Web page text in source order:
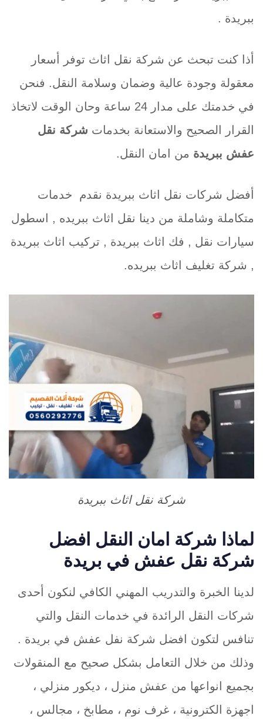
ببريدة .
أذا كنت تبحث عن شركة نقل اثاث توفر أسعار
معقولة وجودة عالية وضمان وسلامة النقل. فنحن
في خدمتك على مدار 24 ساعة وحان الوقت لاتخاذ
القرار الصحيح والاستعانة بخدمات شركة نقل
عفش ببريدة من امان النقل.
أفضل شركات نقل اثاث ببريدة نقدم خدمات
متكاملة وشاملة من دينا نقل اثاث ببريده , اسطول
سيارات نقل , فك اثاث ببريدة , تركيب اثاث ببريدة
, شركة تغليف اثاث ببريده.
شركة نقل اثاث ببريدة
لماذا شركة امان النقل افضل
شركة نقل عفش في بريدة
لدينا الخبرة والتدريب المهني الكافي لنكون أحدى
شركات النقل الرائدة في خدمات النقل والتي
تنافس لتكون افضل شركة نفل عفش في بريدة .
وذلك من خلال التعامل بشكل صحيح مع المنقولات
بجميع انواعها من عفش منزل ، ديكور منزلي ،
اجهزة الكترونية ، غرف نوم ، مطابخ ، مجالس ،